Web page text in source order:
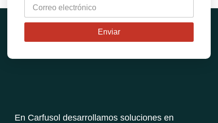
Enviar
En Carfusol desarrollamos soluciones en